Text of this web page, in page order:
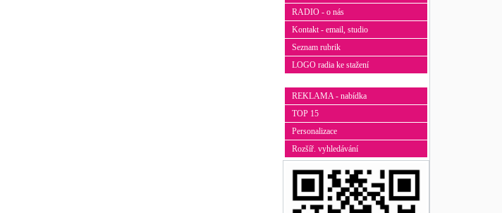
RADIO - o nás
Kontakt - email, studio
Seznam rubrik
LOGO radia ke stažení
REKLAMA - nabídka
TOP 15
Personalizace
Rozšíř. vyhledávání